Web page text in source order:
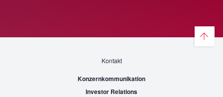
Kontakt
Konzernkommunikation
Investor Relations